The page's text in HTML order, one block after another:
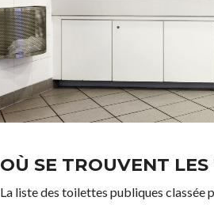
OÙ SE TROUVENT
La liste des toilettes publiques classée